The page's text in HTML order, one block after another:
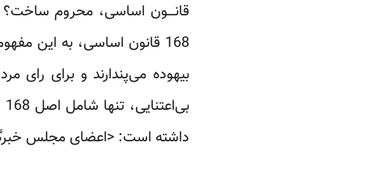
قانـــون اساسی، محروم
168 ‌قانون اساسی، به این
داشته است: <اعضای مجلس